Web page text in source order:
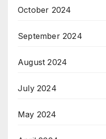
October 2024
September 2024
August 2024
July 2024
May 2024